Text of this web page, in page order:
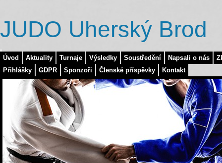
Úvod Aktuality Turnaje Výsledky Soustředění Napsali o nás
Přihlášky
GDPR Sponzoři Členské příspěvky Kontakt
JUDO Uherský Brod